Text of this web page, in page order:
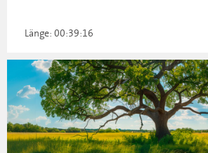
Länge: 00:39:16